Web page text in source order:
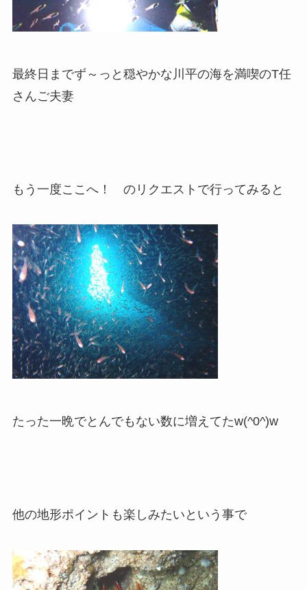
最終日までず～っと穏やかな川平の海を満喫のT任
さんご夫妻
もう一度ここへ！ のリクエストで行ってみると
たった一晩でとんでもない数に増えてたw(^0^)w
他の地形ポイントも楽しみたいという事で